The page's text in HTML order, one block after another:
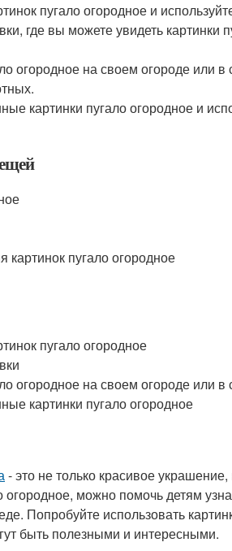
пугало огородное и
где вы можете увидеть картинки
огородное на своем огороде или
картинки пугало огородное и
пугало огородное
пугало огородное
огородное на своем огороде или в
картинки пугало огородное
- это не только красивое
огородное, можно помочь детям
Попробуйте использовать
быть полезными и интересными.